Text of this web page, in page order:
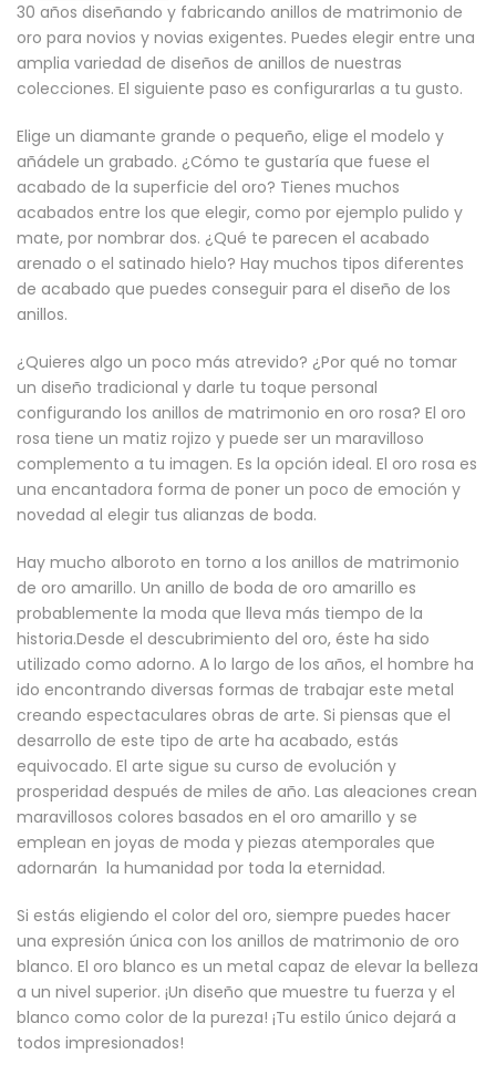
30 años diseñando y fabricando anillos de matrimonio de
oro para novios y novias exigentes. Puedes elegir entre una
amplia variedad de diseños de anillos de nuestras
colecciones. El siguiente paso es configurarlas a tu gusto.
Elige un diamante grande o pequeño, elige el modelo y
añádele un grabado. ¿Cómo te gustaría que fuese el
acabado de la superficie del oro? Tienes muchos
acabados entre los que elegir, como por ejemplo pulido y
mate, por nombrar dos. ¿Qué te parecen el acabado
arenado o el satinado hielo? Hay muchos tipos diferentes
de acabado que puedes conseguir para el diseño de los
anillos.
¿Quieres algo un poco más atrevido? ¿Por qué no tomar
un diseño tradicional y darle tu toque personal
configurando los anillos de matrimonio en oro rosa? El oro
rosa tiene un matiz rojizo y puede ser un maravilloso
complemento a tu imagen. Es la opción ideal. El oro rosa es
una encantadora forma de poner un poco de emoción y
novedad al elegir tus alianzas de boda.
Hay mucho alboroto en torno a los anillos de matrimonio
de oro amarillo. Un anillo de boda de oro amarillo es
probablemente la moda que lleva más tiempo de la
historia.Desde el descubrimiento del oro, éste ha sido
utilizado como adorno. A lo largo de los años, el hombre ha
ido encontrando diversas formas de trabajar este metal
creando espectaculares obras de arte. Si piensas que el
desarrollo de este tipo de arte ha acabado, estás
equivocado. El arte sigue su curso de evolución y
prosperidad después de miles de año. Las aleaciones crean
maravillosos colores basados en el oro amarillo y se
emplean en joyas de moda y piezas atemporales que
adornarán la humanidad por toda la eternidad.
Si estás eligiendo el color del oro, siempre puedes hacer
una expresión única con los anillos de matrimonio de oro
blanco. El oro blanco es un metal capaz de elevar la belleza
a un nivel superior. ¡Un diseño que muestre tu fuerza y el
blanco como color de la pureza! ¡Tu estilo único dejará a
todos impresionados!